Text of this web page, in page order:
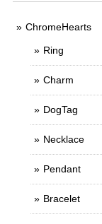
ChromeHearts
Ring
Charm
DogTag
Necklace
Pendant
Bracelet